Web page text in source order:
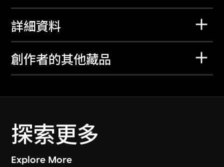
詳細資料
創作者的其他藏品
探索更多
Explore More